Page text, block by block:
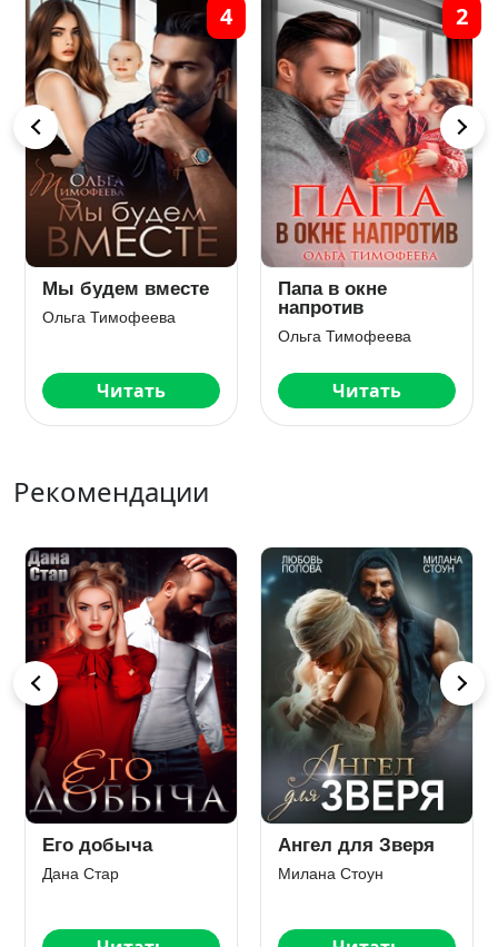
Мы будем вместе
Ольга Тимофеева
Читать
4
Папа в окне
напротив
Ольга Тимофеева
Читать
2
Рекомендации
Его добыча
Дана Стар
Ангел для Зверя
Милана Стоун